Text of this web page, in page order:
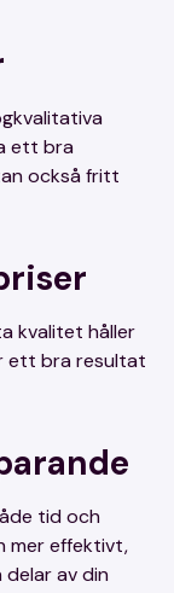
ett bra
också fritt
kvalitet håller
ett bra resultat
tid och
mer effektivt,
av din